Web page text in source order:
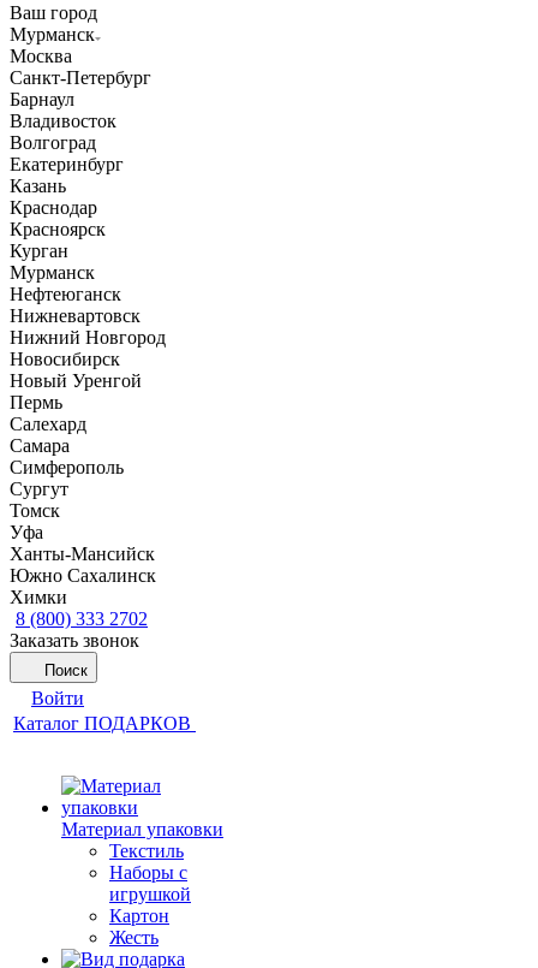
Ваш город
Мурманск
Москва
Санкт-Петербург
Барнаул
Владивосток
Волгоград
Екатеринбург
Казань
Краснодар
Красноярск
Курган
Мурманск
Нефтеюганск
Нижневартовск
Нижний Новгород
Новосибирск
Новый Уренгой
Пермь
Салехард
Самара
Симферополь
Сургут
Томск
Уфа
Ханты-Мансийск
Южно Сахалинск
Химки
8 (800) 333 2702
Заказать звонок
Поиск
Войти
Каталог ПОДАРКОВ
Материал упаковки
Текстиль
Наборы с
игрушкой
Картон
Жесть